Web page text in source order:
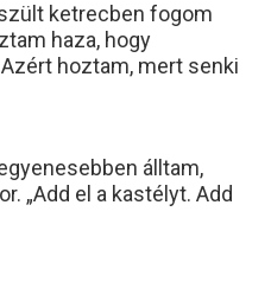
ketrecben fogom
haza, hogy
hoztam, mert senki
álltam,
„Add el a kastélyt. Add